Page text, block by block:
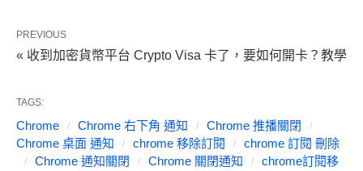
PREVIOUS
« 收到加密貨幣平台 Crypto Visa 卡了，要如何開卡？教學
TAGS:
Chrome Chrome 右下角 通知
Chrome 推播關閉
Chrome 桌面 通知
chrome 移除訂閱
chrome 訂閱 刪除
Chrome 通知關閉
Chrome 關閉通知
chrome訂閱移